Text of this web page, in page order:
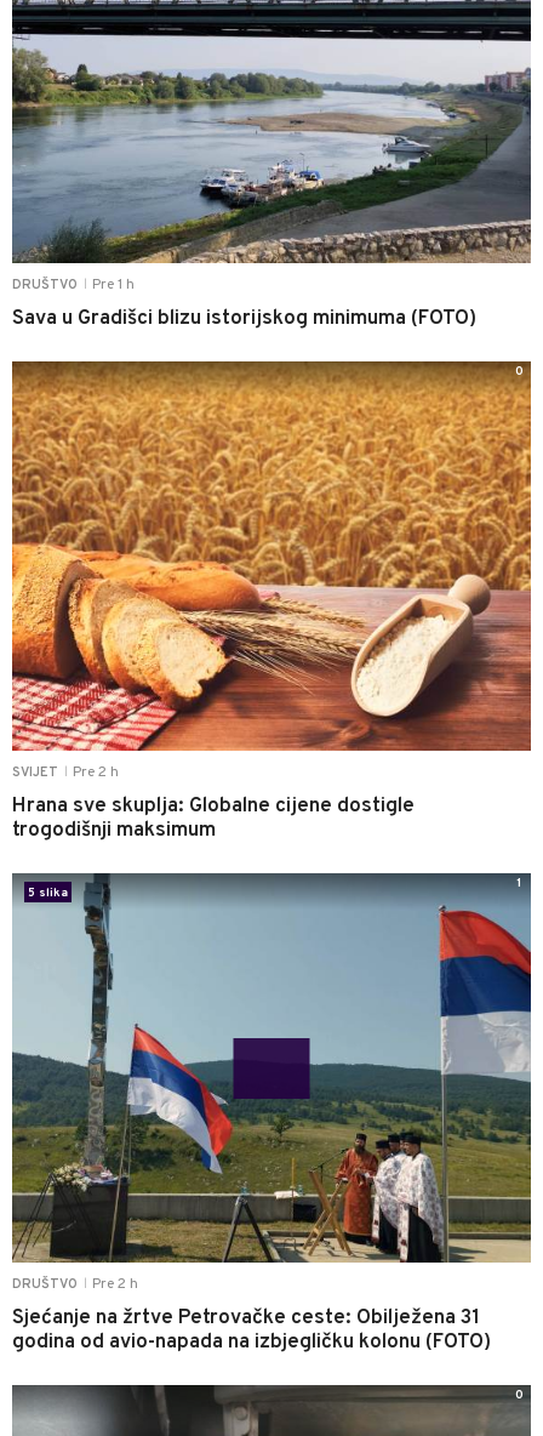
DRUŠTVO Pre 1 h
Sava u Gradišci blizu istorijskog minimuma (FOTO)
SVIJET Pre 2 h
Hrana sve skuplja: Globalne cijene dostigle
trogodišnji maksimum
0
DRUŠTVO Pre 2 h
Sjećanje na žrtve Petrovačke ceste: Obilježena 31
godina od avio-napada na izbjegličku kolonu (FOTO)
5 slika
1
0